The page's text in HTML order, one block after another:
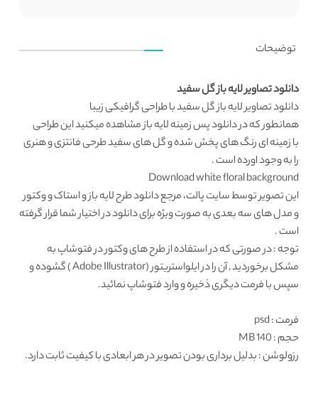
توضیحات
دانلود تصاویر لایه باز گل سفید
دانلود تصاویر لایه بازگل سفید با طراحی گرافیکی زیبا
همانطور که دردانلود پس زمینه لایه بازمشاهده میکنید این طراحی
با زمینه ای رنگ های پخش شده و گل های سفید طرحی فانتزی و هنری
را به وجود اورده است .
Download white floral background
این تصویر توسط سایت پالت، مرجعدانلود طرح لایه بازو استاک و وکتور
و مدل های سه بعدی به صورت ویژه برای دانلود در اختیار شما قرار گرفته
است .
توجه : در صورتی که در استفاده از طرح های وکتور در فتوشاپ به
مشکل برخوردید , آن را در ایلواستریتور (Adobe Illustrator ) گشوده و
سپس با فرمت دیگری ذخیره و وارد فتوشاپ نمائید.
فرمت: psd
حجم : 140 MB
رزولوشن: بدلیل برداری بودن تصویر در هر ابعادی با کیفیت ثابت دارد.